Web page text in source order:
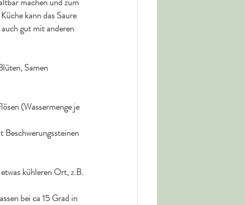
kann das Saure
gut mit anderen
Samen
(Wassermenge je
Beschwerungssteinen
kühleren Ort, z.B.
bei ca 15 Grad in